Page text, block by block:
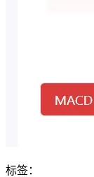
标签：